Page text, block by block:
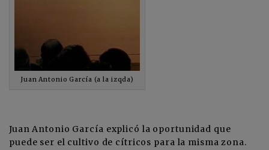
Juan Antonio García (a la izqda)
Juan Antonio García explicó la oportunidad que
puede ser el cultivo de cítricos para la misma zona.